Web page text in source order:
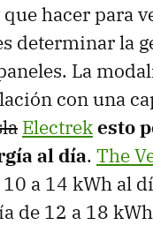
hacer para
determinar la
La
con una
Electrekesto
al día. The
a 14 kWh al
de 12 a 18